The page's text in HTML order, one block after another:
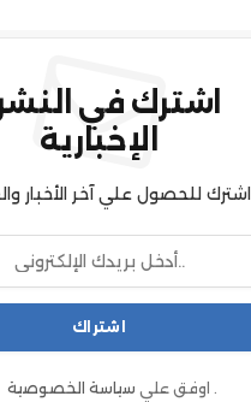
اشترك في
الإخبارية
اشترك للحصول علي آخر الأخبار
اوفق علي سياسة الخصوصية .